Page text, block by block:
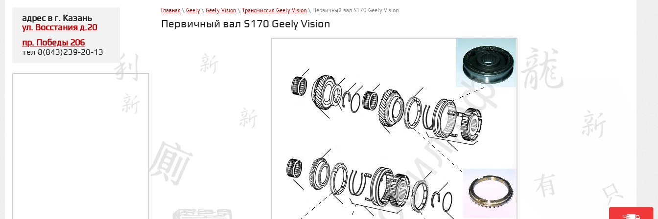
Главная \ Geely \ Geely Vision \ Трансмиссия Geely Vision \ Первичный вал S170 Geely Vision
Первичный вал S170 Geely Vision
адрес в г. Казань
ул. Восстания д.20
пр. Победы 206
тел 8(843)239-20-13